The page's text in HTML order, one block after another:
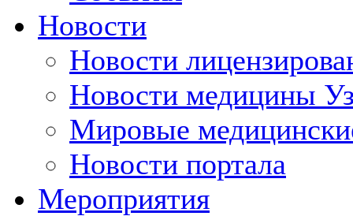
Новости
Новости
Новости медицины
Мировые
Новости портала
Мероприятия